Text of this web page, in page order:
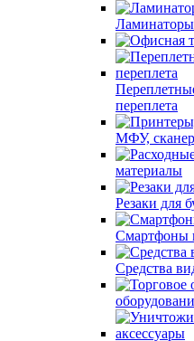
переплета
МФУ,
материалы
Резаки для
Смартфоны
Средства